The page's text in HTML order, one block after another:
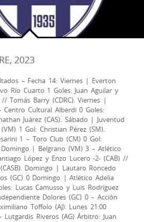
2023
– Fecha 14: Viernes | Everton
Río Cuarto 1 Goles: Juan Aguilar y
Tomás Barry (CDRC). Viernes |
Centro Cultural Alberdi 0 Goles:
Juárez (CAS). Sábado | Juventud
1 Gol: Christian Pérez (SM).
1 – Toro Club (CM) 0 Gol:
Domingo | Belgrano (VM) 3 – Atlético
López y Enzo Lucero -2- (CAB) //
Domingo | Lautaro Roncedo
(GC) 0 Domingo | Atlético Adelia
Lucas Camusso y Luis Rodríguez
Dolores (GC) 0 – Acción
Toffolo (AJ). Lunes 21:00
Riveros (AG) Árbitro: Juan